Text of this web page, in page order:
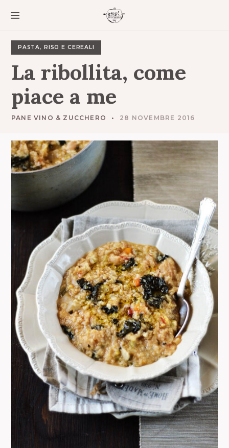
PASTA, RISO E CEREALI
La ribollita, come
piace a me
PANE VINO & ZUCCHERO 28 NOVEMBRE 2016